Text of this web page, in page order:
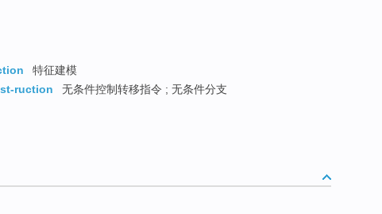
特征建模
ruction
无条件控制转移指令 ; 无条件分支